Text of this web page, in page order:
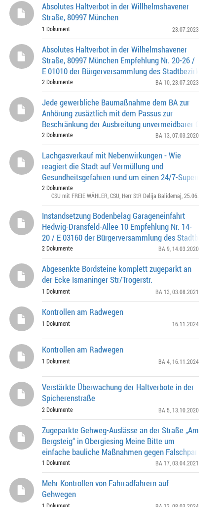
Absolutes Haltverbot in der Willhelmshavener
Straße, 80997 München
1 Dokument 23.07.2023
Absolutes Haltverbot in der Wilhelmshavener
Straße, 80997 München Empfehlung Nr. 20-26 /
E 01010 der Bürgerversammlung des Stadtbezirks 10 –
Moosach am 08.11.2022
2 Dokumente BA 10 , 23.07.2023
Jede gewerbliche Baumaßnahme dem BA zur
Anhörung zusäztlich mit dem Passus zur
Beschränkung der Ausbreitung unvermeidbarer
Mindestmaße vorlegen; zudem verstärkte Kontrolle der
2 Dokumente BA 13 , 07.03.2020
Lachgasverkauf mit Nebenwirkungen - Wie
reagiert die Stadt auf Vermüllung und
Gesundheitsgefahren rund um einen 24/7-Supermarkt
Moosach?
2 Dokumente
CSU mit FREIE WÄHLER CSU Herr StR Delija Balidemaj , 25.06.
Instandsetzung Bodenbelag Garageneinfahrt
Hedwig-Dransfeld-Allee 10 Empfehlung Nr. 14-
20 / E 03160 der Bürgerversammlung des
Neuhausen-Nymphenburg am 28.11.2019
2 Dokumente BA 9 , 14.03.2020
Abgesenkte Bordsteine komplett zugeparkt an
der Ecke Ismaninger Str/Trogerstr.
1 Dokument BA 13 , 03.08.2021
Kontrollen am Radwegen
1 Dokument 16.11.2024
Kontrollen am Radwegen
1 Dokument BA 4 , 16.11.2024
Verstärkte Überwachung der Haltverbote in der
Spicherenstraße
2 Dokumente BA 5 , 13.10.2020
Zugeparkte Gehweg-Auslässe an der Straße „Am
Bergsteig“ in Obergiesing Meine Bitte um
einfache bauliche Maßnahmen gegen Falschparken -
Bürgeranliegen vom 30.11.2020 -
1 Dokument BA 17 , 03.04.2021
Mehr Kontrollen von Fahrradfahrern auf
Gehwegen